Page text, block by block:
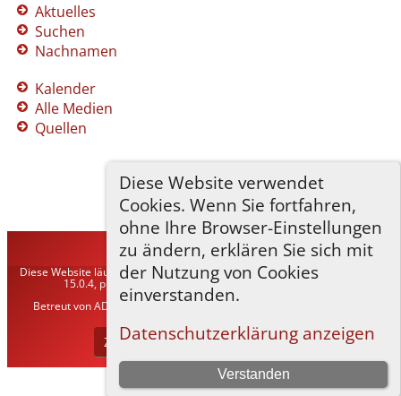
Diese Website verwendet
Cookies. Wenn Sie fortfahren,
ohne Ihre Browser-Einstellungen
zu ändern, erklären Sie sich mit
der Nutzung von Cookies
einverstanden.
Datenschutzerklärung anzeigen
Verstanden
Aktuelles
Suchen
Nachnamen
Kalender
Alle Medien
Quellen
TNG-ADLER©2026
Diese Website läuft mitThe Next Generation of Genealogy Sitebuilding
15.0.4, programmiert von Darrin Lythgoe © 2001-2026.
Betreut vonADLER Heraldisch-Genealogische Gesellschaft, Wien
Zur Desktop-Webseite wechseln